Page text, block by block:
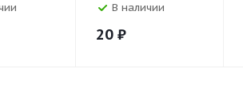
В наличии
20 ₽